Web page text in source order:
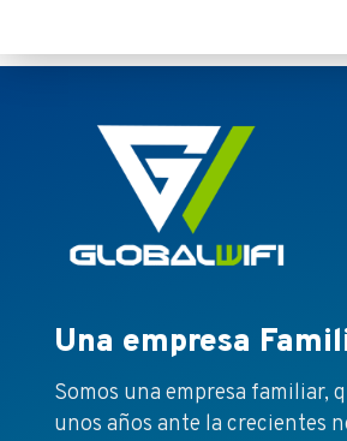
Una empresa
Somos una empresa familiar,
unos años ante la crecientes